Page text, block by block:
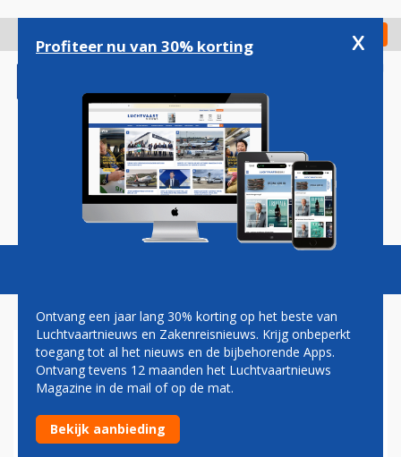
gaan
Check in
Magazine Podcasts Vacatures
GUILLAUME BURGHOUWT: DE
BLOEMPJES VAN CATHARINA
23 december 2012
Profiteer nu van 30% korting x
Ontvang een jaar lang 30% korting op het beste van
Luchtvaartnieuws en Zakenreisnieuws. Krijg onbeperkt
toegang tot al het nieuws en de bijbehorende Apps.
Ontvang tevens 12 maanden het Luchtvaartnieuws
Magazine in de mail of op de mat.
Bekijk aanbieding